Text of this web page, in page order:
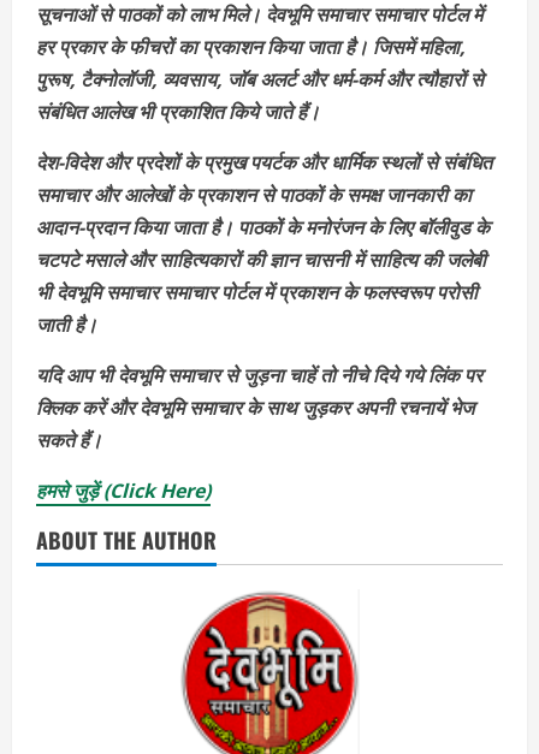
सूचनाओं से पाठकों को लाभ मिले। देवभूमि समाचार समाचार पोर्टल में
हर प्रकार के फीचरों का प्रकाशन किया जाता है। जिसमें महिला,
पुरूष, टैक्नोलॉजी, व्यवसाय, जॉब अलर्ट और धर्म-कर्म और त्यौहारों से
संबंधित आलेख भी प्रकाशित किये जाते हैं।
देश-विदेश और प्रदेशों के प्रमुख पयर्टक और धार्मिक स्थलों से संबंधित
समाचार और आलेखों के प्रकाशन से पाठकों के समक्ष जानकारी का
आदान-प्रदान किया जाता है। पाठकों के मनोरंजन के लिए बॉलीवुड के
चटपटे मसाले और साहित्यकारों की ज्ञान चासनी में साहित्य की जलेबी
भी देवभूमि समाचार समाचार पोर्टल में प्रकाशन के फलस्वरूप परोसी
जाती है।
यदि आप भी देवभूमि समाचार से जुड़ना चाहें तो नीचे दिये गये लिंक पर
क्लिक करें और देवभूमि समाचार के साथ जुड़कर अपनी रचनायें भेज
सकते हैं।
हमसे जुड़ें (Click Here)
ABOUT THE AUTHOR